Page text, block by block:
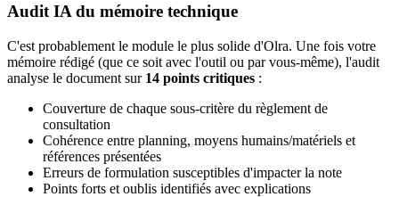
Audit IA du mémoire technique
C'est probablement le module le plus solide d'Olra. Une fois votre
mémoire rédigé (que ce soit avec l'outil ou par vous-même), l'audit
analyse le document sur 14 points critiques :
Couverture de chaque sous-critère du règlement de
consultation
Cohérence entre planning, moyens humains/matériels et
références présentées
Erreurs de formulation susceptibles d'impacter la note
Points forts et oublis identifiés avec explications